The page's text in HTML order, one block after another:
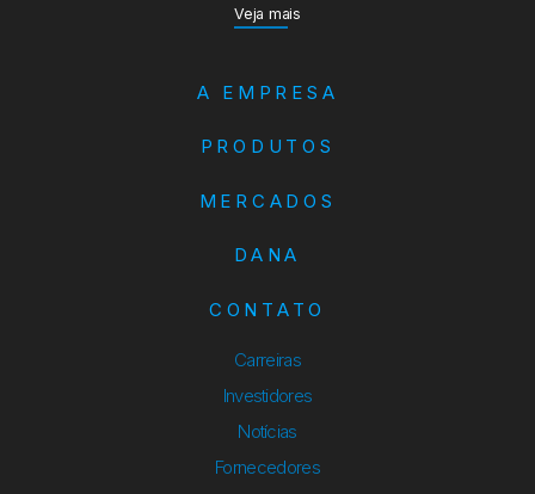
Veja mais
A EMPRESA
PRODUTOS
MERCADOS
DANA
CONTATO
Carreiras
Investidores
Notícias
Fornecedores